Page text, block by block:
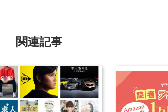
関連記事